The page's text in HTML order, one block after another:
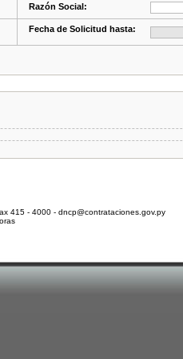
Razón Social:
Fecha de Solicitud hasta:
415 - 4000 - dncp@contrataciones.gov.py